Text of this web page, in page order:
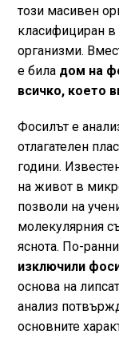
този масивен
класифициран в
организми.
е била дом на
всичко, което
Фосилът е
отлагателен
години.
на живот в
позволи на
молекулярния
яснота. По-
изключили
основа на
анализ
основните